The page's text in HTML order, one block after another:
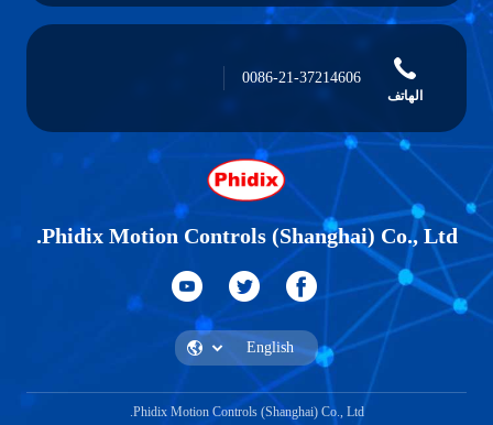
الهاتف
0086-21-37214606
Phidix Motion Controls (Shanghai) Co., Ltd.
Phidix Motion Controls (Shanghai) Co., Ltd.